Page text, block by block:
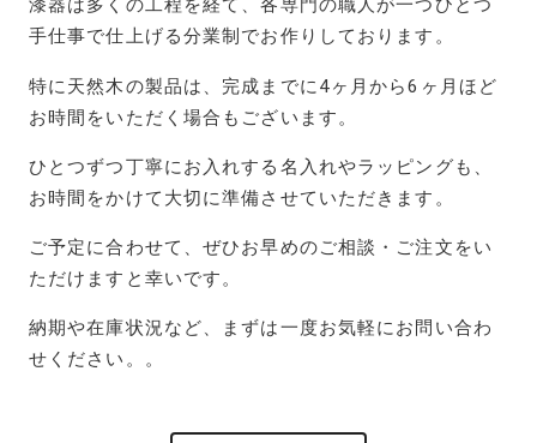
漆器は多くの工程を経て、各専門の職人が一つひとつ
手仕事で仕上げる分業制でお作りしております。
特に天然木の製品は、完成までに4ヶ月から6ヶ月ほど
お時間をいただく場合もございます。
ひとつずつ丁寧にお入れする名入れやラッピングも、
お時間をかけて大切に準備させていただきます。
ご予定に合わせて、ぜひお早めのご相談・ご注文をい
ただけますと幸いです。
納期や在庫状況など、まずは一度お気軽にお問い合わ
せください。。